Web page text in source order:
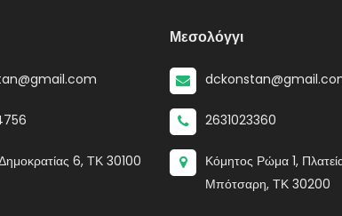
6, ΤΚ 30100
Μεσολόγγι
2631023360
Κόμητος Ρώμα 1,
Μπότσαρη, ΤΚ 30200